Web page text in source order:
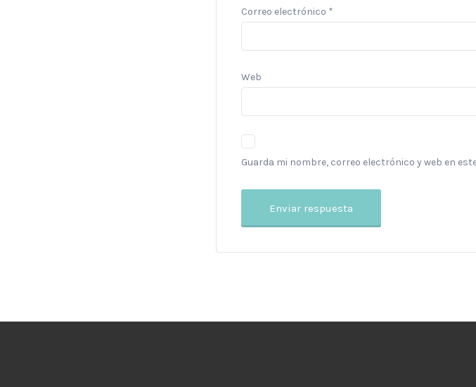
Correo electrónico *
Web
Guarda mi nombre, correo electrónico y web en